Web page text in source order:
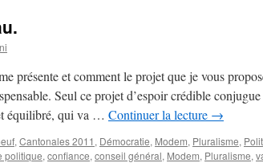
présente et comment le projet que je vous
Seul ce projet d’espoir crédible
équilibré, qui va … Continuer la lecture →
, Cantonales 2011 , Démocratie, Modem, Pluralisme,
politique, confiance, conseil général, Modem, Pluralisme,